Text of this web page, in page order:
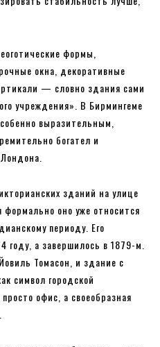
формы,
окна, декоративные
— словно здания сами
учреждения». В Бирмингеме
выразительным,
богател и
зданий на улице
оно уже относится
периоду. Его
году, а завершилось в 1879-м.
Томасон, и здание с
символ городской
офис, а своеобразная